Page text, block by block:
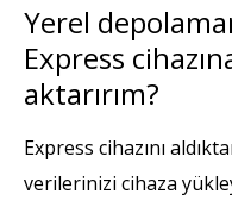
Yerel
Express
aktarırım?
Express cihazını
verilerinizi cihaza